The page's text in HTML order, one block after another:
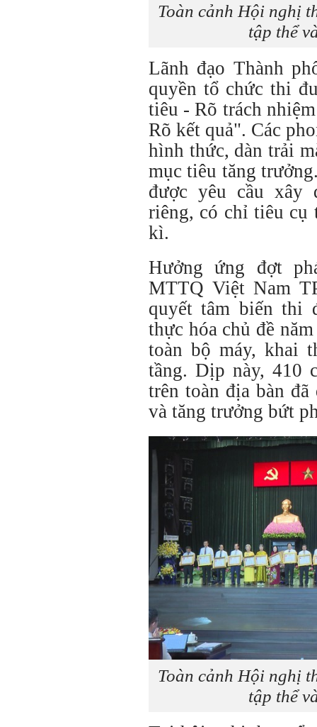
Toàn cảnh Hội nghị
tập thể
Lãnh đạo Thành
quyền tổ chức thi
tiêu - Rõ trách
Rõ kết quả". Các
hình thức, dàn trải
mục tiêu tăng
được yêu cầu xây
riêng, có chỉ tiêu cụ
kì.
Hưởng ứng đợt
MTTQ Việt Nam
quyết tâm biến thi
thực hóa chủ đề
toàn bộ máy, khai
tầng. Dịp này, 410
trên toàn địa bàn
và tăng trưởng bứt
Toàn cảnh Hội nghị
tập thể